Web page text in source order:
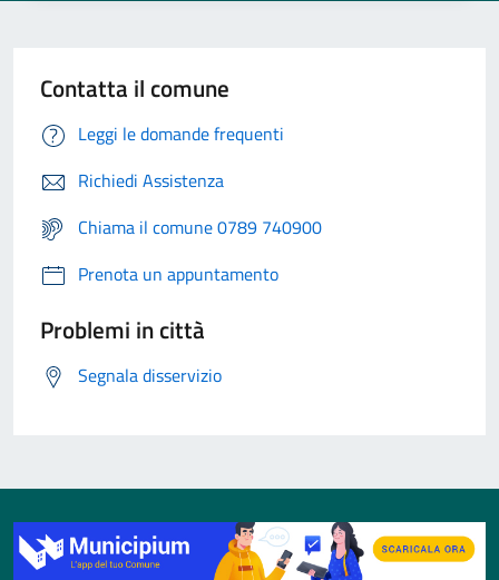
Contatta il comune
Leggi le domande frequenti
Richiedi Assistenza
Chiama il comune 0789 740900
Prenota un appuntamento
Problemi in città
Segnala disservizio